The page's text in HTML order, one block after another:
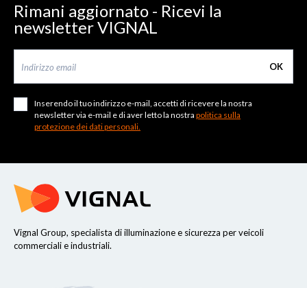
Rimani aggiornato - Ricevi la
newsletter VIGNAL
OK
Inserendo il tuo indirizzo e-mail, accetti di ricevere la nostra
newsletter via e-mail e di aver letto la nostra politica sulla
protezione dei dati personali.
Vignal Group, specialista di illuminazione e sicurezza per veicoli
commerciali e industriali.